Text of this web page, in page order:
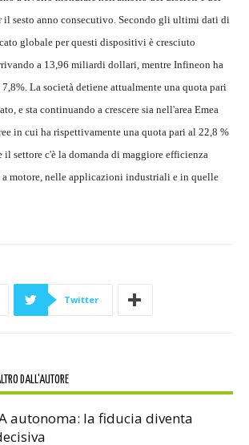
il sesto anno consecutivo. Secondo gli ultimi dati di
globale per questi dispositivi è cresciuto
a 13,96 miliardi dollari, mentre Infineon ha
La società detiene attualmente una quota pari
e sta continuando a crescere sia nell'area Emea
in cui ha rispettivamente una quota pari al 22,8 %
il settore c'è la domanda di maggiore efficienza
motore, nelle applicazioni industriali e in quelle
Twitter
DALL'AUTORE
autonoma: la fiducia diventa